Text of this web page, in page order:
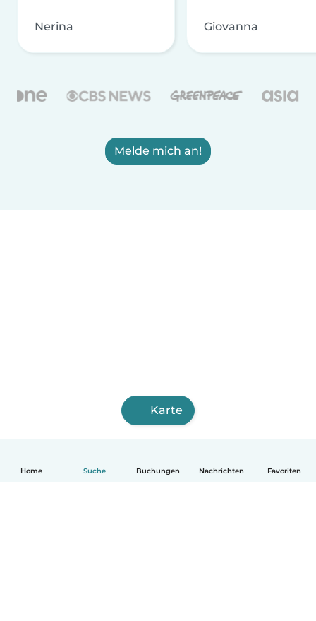
Home Suche Buchungen Nachrichten Favoriten
Nerina Giovanna
Melde mich an!
Karte